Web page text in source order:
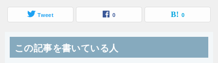
Tweet 0 0
この記事を書いている人